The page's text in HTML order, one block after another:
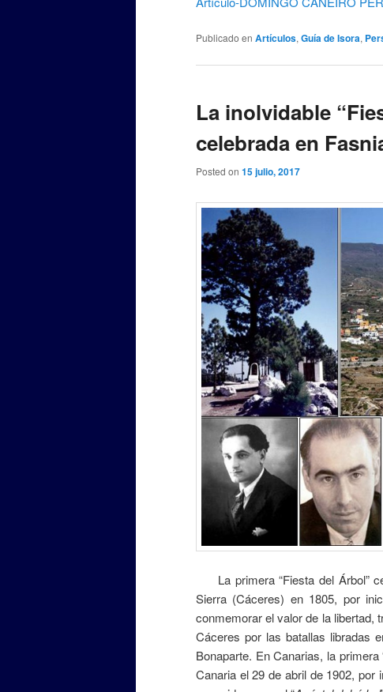
Publicado en Artículos, Guía de Isora,
La inolvidable
celebrada en
Posted on 15 julio, 2017
La primera “Fiesta del Árbol”
Sierra (Cáceres) en 1805, por
conmemorar el valor de la libertad,
Cáceres por las batallas libradas
Bonaparte. En Canarias, la
Canaria el 29 de abril de 1902,